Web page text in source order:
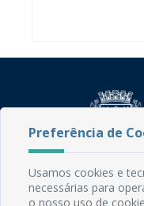
Rua do
CEP: 58.280-000
Preferência de
Usamos cookies e
necessárias para
o nosso uso de